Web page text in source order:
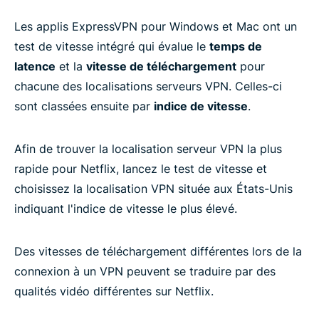
Les applis ExpressVPN pour Windows et Mac ont un
test de vitesse intégré qui évalue le temps de
latence et la vitesse de téléchargement pour
chacune des localisations serveurs VPN. Celles-ci
sont classées ensuite par indice de vitesse.
Afin de trouver la localisation serveur VPN la plus
rapide pour Netflix, lancez le test de vitesse et
choisissez la localisation VPN située aux États-Unis
indiquant l'indice de vitesse le plus élevé.
Des vitesses de téléchargement différentes lors de la
connexion à un VPN peuvent se traduire par des
qualités vidéo différentes sur Netflix.